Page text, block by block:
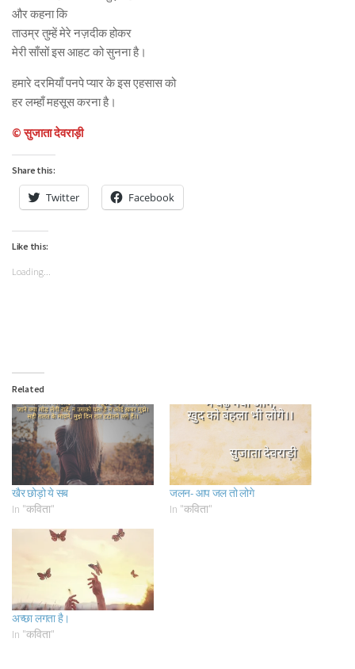
और कहना कि
ताउम्र तुम्हें मेरे नज़दीक होकर
मेरी साँसों इस आहट को सुनना है।
हमारे दरमियाँ पनपे प्यार के इस एहसास को
हर लम्हाँ महसूस करना है।
© सुजाता देवराड़ी
Share this:
Twitter Facebook
Like this:
Loading...
Related
खैर छोड़ो ये सब
In "कविता"
जलन- आप जल तो लोगे
In "कविता"
अच्छा लगता है।
In "कविता"